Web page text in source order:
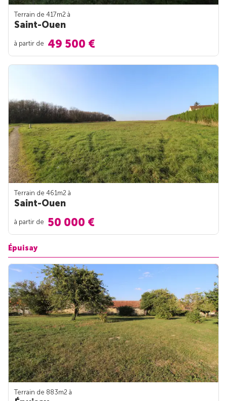
Terrain de 417m2 à
Saint-Ouen
à partir de 49 500 €
Terrain de 461m2 à
Saint-Ouen
à partir de 50 000 €
Épuisay
Terrain de 883m2 à